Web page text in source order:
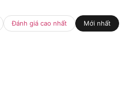
Đánh giá cao nhất Mới nhất